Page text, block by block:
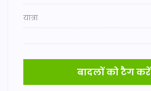
यात्रा
बादलों को टैग करें